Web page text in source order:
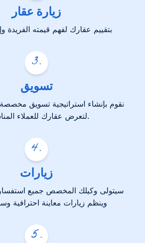
زيارة عقار
بتقييم عقارك لفهم قيمته الفريدة
3.
تسويق
نقوم بإنشاء استراتيجية تسويق
لتعرض عقارك للعملاء المناسبين.
4.
زيارات
وينظم زيارات معاينة احترافية
5.